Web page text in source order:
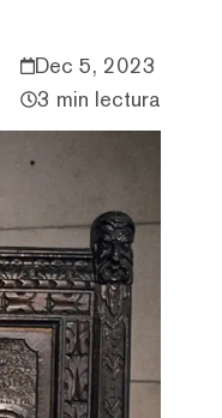
Dec 5, 2023
3 min lectura